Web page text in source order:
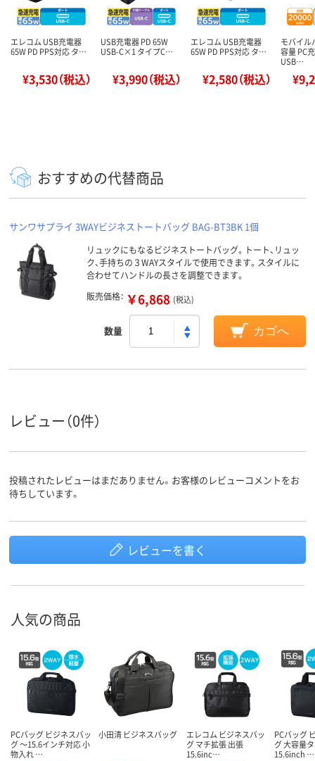
エレコム USB充電器
65W PD PPS対応 タ…
¥3,530（税込）
USB充電器 PD 65W
USB-C×1 タイプC…
¥3,990（税込）
エレコム USB充電器
65W PD PPS対応 タ…
¥2,580（税込）
モバイル
容量 PC
USB…
おすすめの代替商品
サンワサプライ 3WAYビジネストートバッグ BAG-BT3BK 1個
リュックにもなるビジネストートバッグ。トート、リュッ
ク、手持ちの３WAYスタイルで使用できます。スタイルに
合わせてハンドルの長さを調整できます。
販売価格： ￥6,868 (税込)
数量 カゴへ
レビュー（0件）
投稿されたレビューはまだありません。お客様のレビューコメントをお
待ちしています。
レビューを書く
人気の商品
PCバッグ ビジネスバッ
グ ～15.6インチ対応 小
物入れ …
小田清 ビジネスバッグ
エレコム ビジネスバッ
グ マチ拡張 出張
15.6inc…
PCバッグ
グ 大容量
15.6inch …